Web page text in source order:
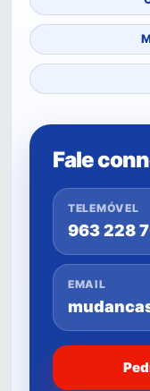
Fale
TELEMÓVEL
963 228
EMAIL